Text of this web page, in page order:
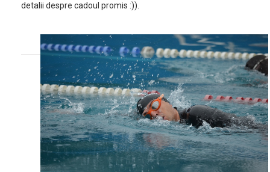
detalii despre cadoul promis :)).